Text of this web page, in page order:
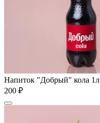
Напиток "Добрый" кола 1л
200 ₽